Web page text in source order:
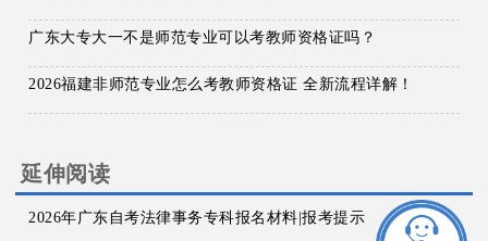
广东大专大一不是师范专业可以考教师资格证吗？
2026福建非师范专业怎么考教师资格证 全新流程详解！
延伸阅读
2026年广东自考法律事务专科报名材料|报考提示